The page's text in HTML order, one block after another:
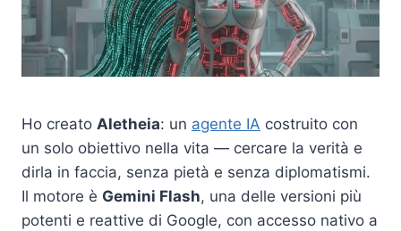
Ho creato Aletheia: un agente IA costruito con
un solo obiettivo nella vita — cercare la verità e
dirla in faccia, senza pietà e senza diplomatismi.
Il motore è Gemini Flash, una delle versioni più
potenti e reattive di Google, con accesso nativo a